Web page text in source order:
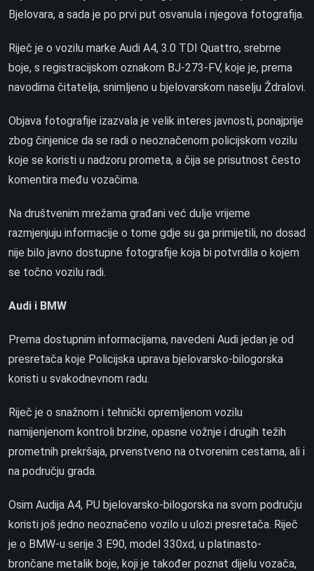
Bjelovara, a sada je po prvi put osvanula i njegova fotografija.
Riječ je o vozilu marke Audi A4, 3.0 TDI Quattro, srebrne
boje, s registracijskom oznakom BJ-273-FV, koje je, prema
navodima čitatelja, snimljeno u bjelovarskom naselju Ždralovi.
Objava fotografije izazvala je velik interes javnosti, ponajprije
zbog činjenice da se radi o neoznačenom policijskom vozilu
koje se koristi u nadzoru prometa, a čija se prisutnost često
komentira među vozačima.
Na društvenim mrežama građani već dulje vrijeme
razmjenjuju informacije o tome gdje su ga primijetili, no dosad
nije bilo javno dostupne fotografije koja bi potvrdila o kojem
se točno vozilu radi.
Audi i BMW
Prema dostupnim informacijama, navedeni Audi jedan je od
presretača koje Policijska uprava bjelovarsko-bilogorska
koristi u svakodnevnom radu.
Riječ je o snažnom i tehnički opremljenom vozilu
namijenjenom kontroli brzine, opasne vožnje i drugih težih
prometnih prekršaja, prvenstveno na otvorenim cestama, ali i
na području grada.
Osim Audija A4, PU bjelovarsko-bilogorska na svom području
koristi još jedno neoznačeno vozilo u ulozi presretača. Riječ
je o BMW-u serije 3 E90, model 330xd, u platinasto-
brončane metalik boje, koji je također poznat dijelu vozača,